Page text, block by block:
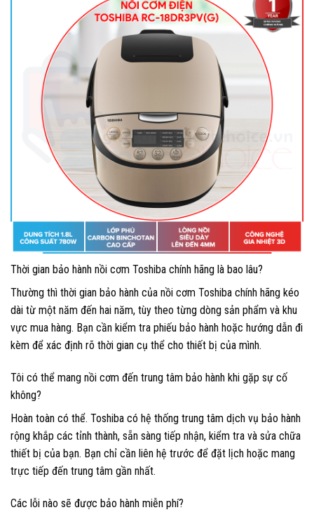
Thời gian bảo hành nồi cơm Toshiba chính hãng là bao lâu?
Thường thì thời gian bảo hành của nồi cơm Toshiba chính hãng kéo
dài từ một năm đến hai năm, tùy theo từng dòng sản phẩm và khu
vực mua hàng. Bạn cần kiểm tra phiếu bảo hành hoặc hướng dẫn đi
kèm để xác định rõ thời gian cụ thể cho thiết bị của mình.
Tôi có thể mang nồi cơm đến trung tâm bảo hành khi gặp sự cố
không?
Hoàn toàn có thể. Toshiba có hệ thống trung tâm dịch vụ bảo hành
rộng khắp các tỉnh thành, sẵn sàng tiếp nhận, kiểm tra và sửa chữa
thiết bị của bạn. Bạn chỉ cần liên hệ trước để đặt lịch hoặc mang
trực tiếp đến trung tâm gần nhất.
Các lỗi nào sẽ được bảo hành miễn phí?